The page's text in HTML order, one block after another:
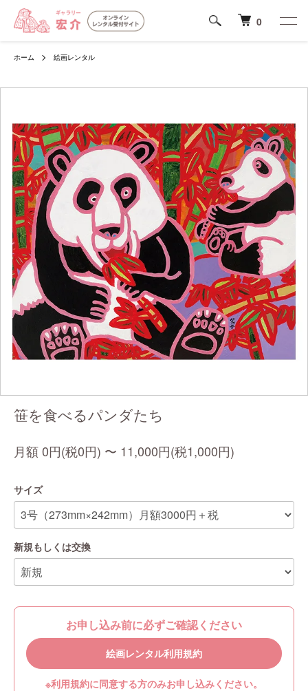
0
ホーム 絵画レンタル
笹を食べるパンダたち
0円(税0円) 〜 11,000円(税1,000円)
サイズ
新規もしくは交換
お申し込み前に必ずご確認ください
絵画レンタル利用規約
※利用規約に同意する方のみお申し込みください。